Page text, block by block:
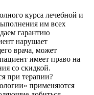
курса лечебной и
им всех
гарантию
нарушает
врача, может
имеет право на
со скидкой.
при терапии?
применяются